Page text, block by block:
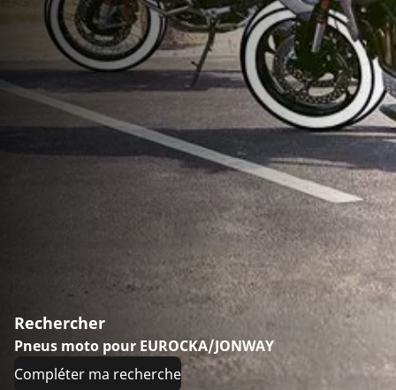
Rechercher
Pneus moto pour EUROCKA/JONWAY
Compléter ma recherche